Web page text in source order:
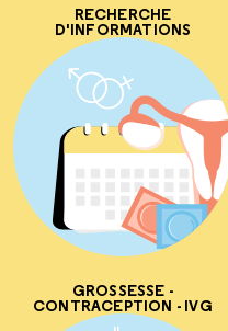
RECHERCHE
D'INFORMATIONS
GROSSESSE -
CONTRACEPTION - IVG